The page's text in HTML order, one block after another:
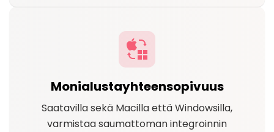
Monialustayhteensopivuus
Saatavilla sekä Macilla että Windowsilla,
varmistaa saumattoman integroinnin